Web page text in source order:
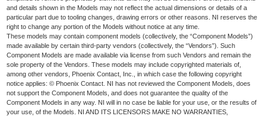
and details shown in the Models may not reflect the actual dimensions or details of a
particular part due to tooling changes, drawing errors or other reasons. NI reserves the
right to change any portion of the Models without notice at any time.
These models may contain component models (collectively, the “Component Models”)
made available by certain third-party vendors (collectively, the “Vendors”). Such
Component Models are made available via license from such Vendors and remain the
sole property of the Vendors. These models may include copyrighted materials of,
among other vendors, Phoenix Contact, Inc., in which case the following copyright
notice applies: © Phoenix Contact. NI has not reviewed the Component Models, does
not support the Component Models, and does not guarantee the quality of the
Component Models in any way. NI will in no case be liable for your use, or the results of
your use, of the Models. NI AND ITS LICENSORS MAKE NO WARRANTIES,